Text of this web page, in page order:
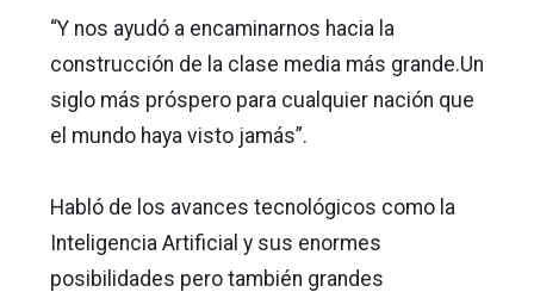
“Y nos ayudó a encaminarnos hacia la
construcción de la clase media más grande.Un
siglo más próspero para cualquier nación que
el mundo haya visto jamás”.
Habló de los avances tecnológicos como la
Inteligencia Artificial y sus enormes
posibilidades pero también grandes